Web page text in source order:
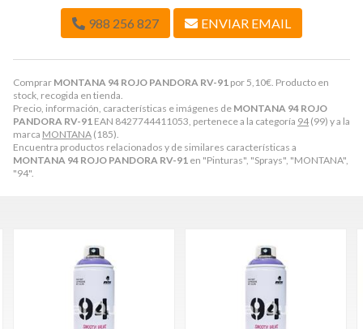
Comprar MONTANA 94 ROJO PANDORA RV-91 por 5,10€. Producto en
stock, recogida en tienda.
Precio, información, características e imágenes de MONTANA 94 ROJO
PANDORA RV-91 EAN 8427744411053, pertenece a la categoría 94 (99) y a la
marca MONTANA (185).
Encuentra productos relacionados y de similares características a
MONTANA 94 ROJO PANDORA RV-91 en "Pinturas", "Sprays", "MONTANA",
"94".
988 256 827 ENVIAR EMAIL